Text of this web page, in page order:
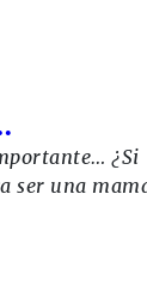
¿Si
ser una